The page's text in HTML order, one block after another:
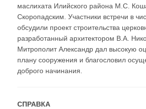
маслихата Илийского района М.С.
Скоропадским. Участники встречи в
обсудили проект строительства
разработанный архитектором В.А.
Митрополит Александр дал высокую
плану сооружения и благословил
доброго начинания.
СПРАВКА